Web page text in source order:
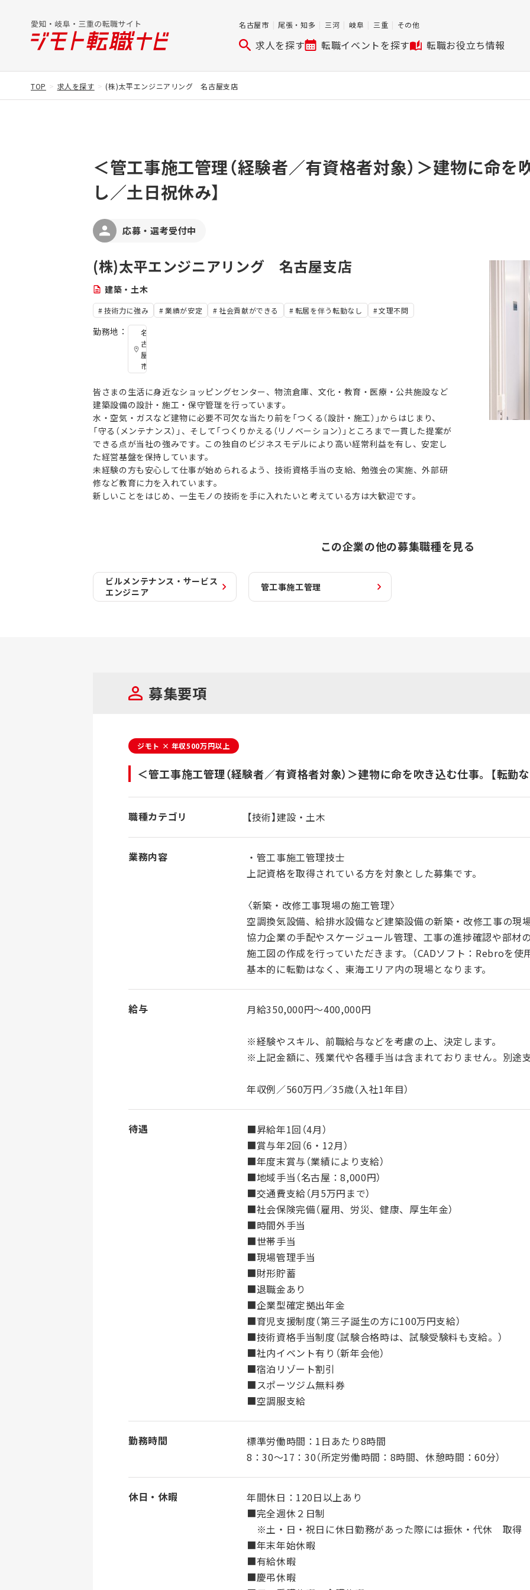
名古屋市 尾張・知多 三河 岐阜 三重 その他
求人を探す 転職イベントを探す 転職お役立ち情報
TOP 求人を探す (株)太平エンジニアリング 名古屋支店
＜管工事施工管理（経験者／有資格者対象）＞建物に命を
し／土日祝休み】
応募・選考受付中
(株)太平エンジニアリング 名古屋支店
建築・土木
技術力に強み 業績が安定 社会貢献ができる 転居を伴う転勤なし 文理不問
勤務地：
名
古
屋
市
皆さまの生活に身近なショッピングセンター、物流倉庫、文化・教育・医療・公共施設など
建築設備の設計・施工・保守管理を行っています。
水・空気・ガスなど建物に必要不可欠な当たり前を「つくる（設計・施工）」からはじまり、
「守る（メンテナンス）」、そして「つくりかえる（リノベーション）」ところまで一貫した提案が
できる点が当社の強みです。この独自のビジネスモデルにより高い経常利益を有し、安定し
た経営基盤を保持しています。
未経験の方も安心して仕事が始められるよう、技術資格手当の支給、勉強会の実施、外部研
修など教育に力を入れています。
新しいことをはじめ、一生モノの技術を手に入れたいと考えている方は大歓迎です。
この企業の他の募集職種を見る
ビルメンテナンス・サービス
エンジニア
管工事施工管理
募集要項
ジモト × 年収500万円以上
＜管工事施工管理（経験者／有資格者対象）＞建物に命を吹き込む仕事。【転勤
職種カテゴリ 【技術】建設・土木
業務内容
・管工事施工管理技士
上記資格を取得されている方を対象とした募集です。
〈新築・改修工事現場の施工管理〉
空調換気設備、給排水設備など建築設備の新築・改修工事の現
協力企業の手配やスケージュール管理、工事の進捗確認や部材の
施工図の作成を行っていただきます。（CADソフト：Rebroを使用
基本的に転勤はなく、東海エリア内の現場となります。
給与 月給350,000円〜400,000円
※経験やスキル、前職給与などを考慮の上、決定します。
※上記金額に、残業代や各種手当は含まれておりません。別途支
年収例／560万円／35歳（入社1年目）
待遇
■昇給年1回（4月）
■賞与年2回（6・12月）
■年度末賞与（業績により支給）
■地域手当（名古屋：8,000円）
■交通費支給（月5万円まで）
■社会保険完備（雇用、労災、健康、厚生年金）
■時間外手当
■世帯手当
■現場管理手当
■財形貯蓄
■退職金あり
■企業型確定拠出年金
■育児支援制度（第三子誕生の方に100万円支給）
■技術資格手当制度（試験合格時は、試験受験料も支給。）
■社内イベント有り（新年会他）
■宿泊リゾート割引
■スポーツジム無料券
■空調服支給
勤務時間
標準労働時間：1日あたり8時間
8：30～17：30（所定労働時間：8時間、休憩時間：60分）
休日・休暇
年間休日：120日以上あり
■完全週休２日制
※土・日・祝日に休日勤務があった際には振休・代休 取得
■年末年始休暇
■有給休暇
■慶弔休暇